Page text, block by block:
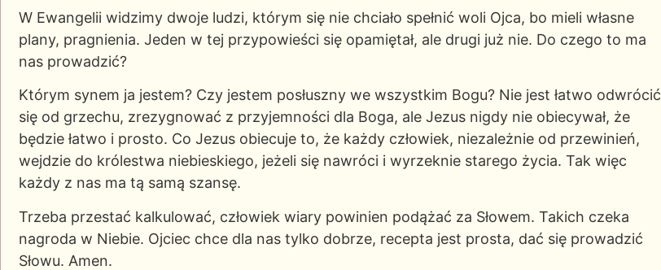
W Ewangelii widzimy dwoje ludzi, którym się nie chciało spełnić woli Ojca, bo mieli własne
plany, pragnienia. Jeden w tej przypowieści się opamiętał, ale drugi już nie. Do czego to ma
nas prowadzić?
Którym synem ja jestem? Czy jestem posłuszny we wszystkim Bogu? Nie jest łatwo odwrócić
się od grzechu, zrezygnować z przyjemności dla Boga, ale Jezus nigdy nie obiecywał, że
będzie łatwo i prosto. Co Jezus obiecuje to, że każdy człowiek, niezależnie od przewinień,
wejdzie do królestwa niebieskiego, jeżeli się nawróci i wyrzeknie starego życia. Tak więc
każdy z nas ma tą samą szansę.
Trzeba przestać kalkulować, człowiek wiary powinien podążać za Słowem. Takich czeka
nagroda w Niebie. Ojciec chce dla nas tylko dobrze, recepta jest prosta, dać się prowadzić
Słowu. Amen.